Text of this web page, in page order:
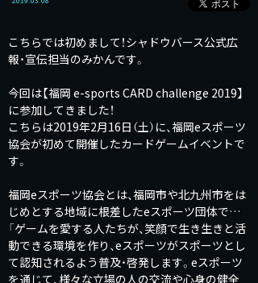
こちらでは初めまして！シャドウバース公式広
報・宣伝担当のみかんです。
今回は【福岡 e-sports CARD challenge 2019】
に参加してきました！
こちらは2019年2月16日（土）に、福岡eスポーツ
協会が初めて開催したカードゲームイベントで
す。
福岡eスポーツ協会とは、福岡市や北九州市をは
じめとする地域に根差したeスポーツ団体で…
「ゲームを愛する人たちが、笑顔で生き生きと活
動できる環境を作り、eスポーツがスポーツとし
て認知されるよう普及・啓発します。eスポーツ
を通じて、様々な立場の人の交流や心身の健全